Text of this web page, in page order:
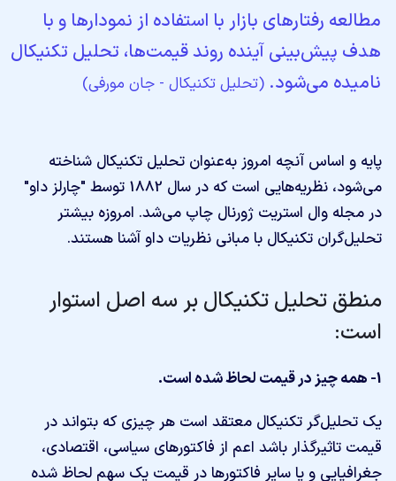
مطالعه رفتارهای بازار با استفاده از نمودارها و با
هدف پیش‌بینی آینده روند قیمت‌ها، تحلیل تکنیکال
نامیده می‌شود. (تحلیل تکنیکال - جان مورفی)
پایه و اساس آنچه امروز به‌عنوان تحلیل تکنیکال شناخته
می‌شود، نظریه‌هایی است که در سال 1882 توسط "چارلز داو"
در مجله وال استریت ژورنال چاپ می‌شد. امروزه بیشتر
تحلیل‌گران تکنیکال با مبانی نظریات داو آشنا هستند.
منطق تحلیل تکنیکال بر سه اصل استوار
است:
1- همه چیز در قیمت لحاظ شده است.
یک تحلیل‌گر تکنیکال معتقد است هر چیزی که بتواند در
قیمت تاثیرگذار باشد اعم از فاکتورهای سیاسی، اقتصادی،
جغرافیایی و یا سایر فاکتورها در قیمت یک سهم لحاظ شده